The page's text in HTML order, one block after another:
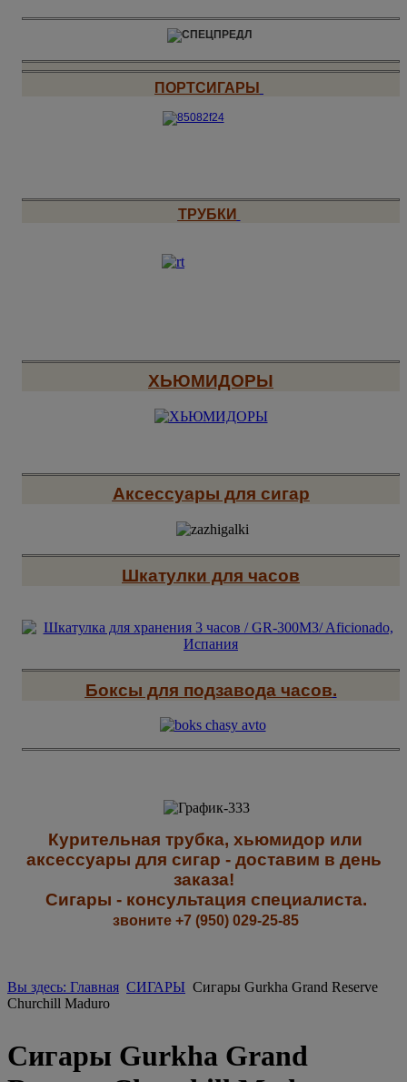
ПОРТСИГАРЫ
ТРУБКИ
ХЬЮМИДОРЫ
Аксессуары для сигар
Шкатулки для часов
Боксы для подзавода часов.
Курительная трубка, хьюмидор или
аксессуары для сигар - доставим в день
заказа!
Сигары - консультация специалиста.
звоните +7 (950) 029-25-85
Вы здесь: Главная СИГАРЫ Сигары Gurkha Grand Reserve
Churchill Maduro
Сигары Gurkha Grand